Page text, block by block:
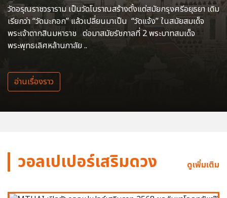
วัดอรุณราชวราราม เป็นวัดโบราณสร้างตั้งแต่สมัยกรุงศรีอยุธยา เดิม
เรียกว่า “วัดมะกอก” แล้วเปลี่ยนมาเป็น “วัดแจ้ง” ในสมัยสมเด็จ
พระเจ้าตากสินมหาราช ต่อมาสมัยรัชกาลที่ 2 พระบาทสมเด็จ
พระพุทธเลิศหล้านภาลัย ..
อ่านเรื่องราว
วอลเปเปอร์เสริมดวง ดูเพิ่มเติม